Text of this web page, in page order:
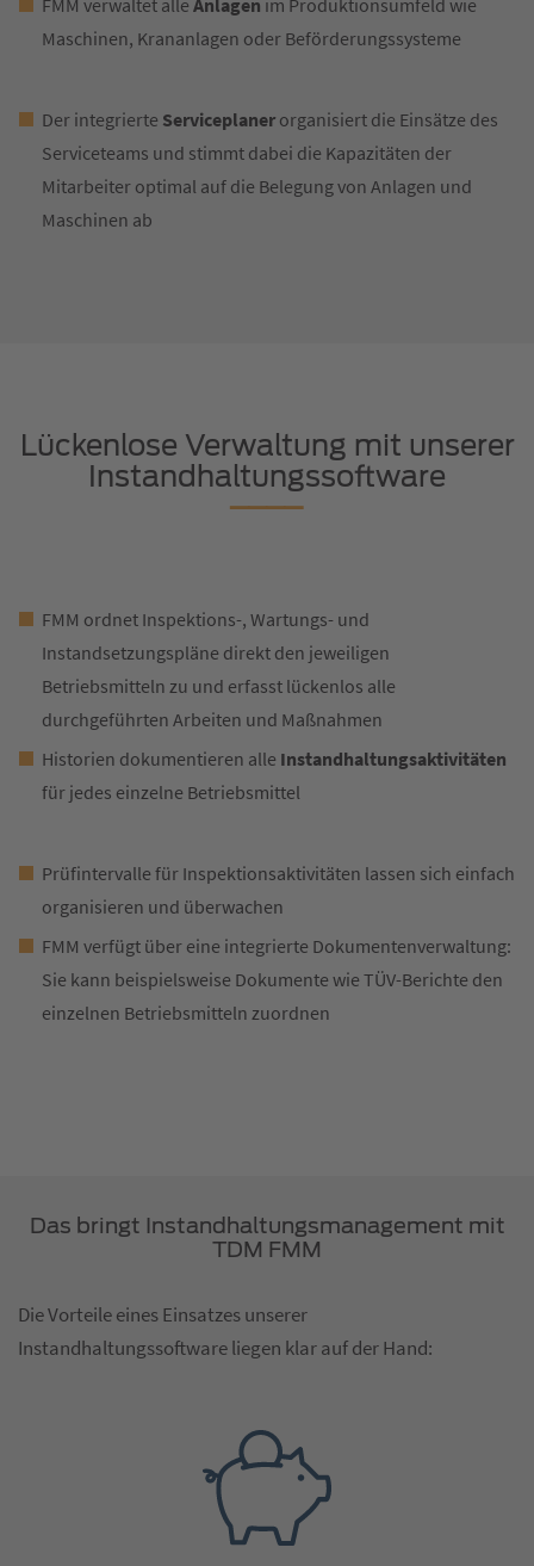
Maschinen, Krananlagen oder Beförderungssysteme
Der integrierte Serviceplaner organisiert die Einsätze des
Serviceteams und stimmt dabei die Kapazitäten der
Mitarbeiter optimal auf die Belegung von Anlagen und
Maschinen ab
Lückenlose Verwaltung mit unserer
Instandhaltungssoftware
FMM ordnet Inspektions-, Wartungs- und
Instandsetzungspläne direkt den jeweiligen
Betriebsmitteln zu und erfasst lückenlos alle
durchgeführten Arbeiten und Maßnahmen
Historien dokumentieren alle Instandhaltungsaktivitäten
für jedes einzelne Betriebsmittel
Prüfintervalle für Inspektionsaktivitäten lassen sich einfach
organisieren und überwachen
FMM verfügt über eine integrierte Dokumentenverwaltung:
Sie kann beispielsweise Dokumente wie TÜV-Berichte den
einzelnen Betriebsmitteln zuordnen
Das bringt Instandhaltungsmanagement mit
TDM FMM
Die Vorteile eines Einsatzes unserer
Instandhaltungssoftware liegen klar auf der Hand: